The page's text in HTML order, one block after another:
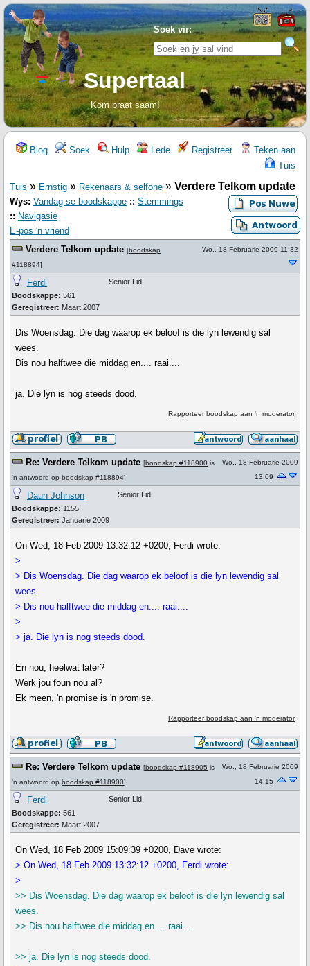
Soek vir:
Supertaal
Kom praat saam!
Blog Soek Hulp Lede Registreer
Teken aan
Tuis
Tuis » Ernstig » Rekenaars & selfone » Verdere Telkom update
Wys: Vandag se boodskappe :: Stemmings
:: Navigasie
E-pos 'n vriend
Verdere Telkom update [boodskap
#118894]
Wo., 18 Februarie 2009 11:32
Ferdi
Boodskappe: 561
Geregistreer: Maart 2007
Senior Lid
Dis Woensdag. Die dag waarop ek beloof is die lyn lewendig sal
wees.
Dis nou halftwee die middag en.... raai....
ja. Die lyn is nog steeds dood.
Rapporteer boodskap aan 'n moderator
Re: Verdere Telkom update [boodskap #118900 is
'n antwoord op boodskap #118894]
Wo., 18 Februarie 2009
13:09
Daun Johnson
Boodskappe: 1155
Geregistreer: Januarie 2009
Senior Lid
On Wed, 18 Feb 2009 13:32:12 +0200, Ferdi wrote:
>
> Dis Woensdag. Die dag waarop ek beloof is die lyn lewendig sal
wees.
> Dis nou halftwee die middag en.... raai....
>
> ja. Die lyn is nog steeds dood.
En nou, heelwat later?
Werk jou foun nou al?
Ek meen, 'n promise is 'n promise.
Rapporteer boodskap aan 'n moderator
Re: Verdere Telkom update [boodskap #118905 is
'n antwoord op boodskap #118900]
Wo., 18 Februarie 2009
14:15
Ferdi
Boodskappe: 561
Geregistreer: Maart 2007
Senior Lid
On Wed, 18 Feb 2009 15:09:39 +0200, Dave wrote:
> On Wed, 18 Feb 2009 13:32:12 +0200, Ferdi wrote:
>
>> Dis Woensdag. Die dag waarop ek beloof is die lyn lewendig sal
wees.
>> Dis nou halftwee die middag en.... raai....
>> ja. Die lyn is nog steeds dood.